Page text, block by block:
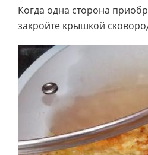
Когда одна сторона
закройте крышкой